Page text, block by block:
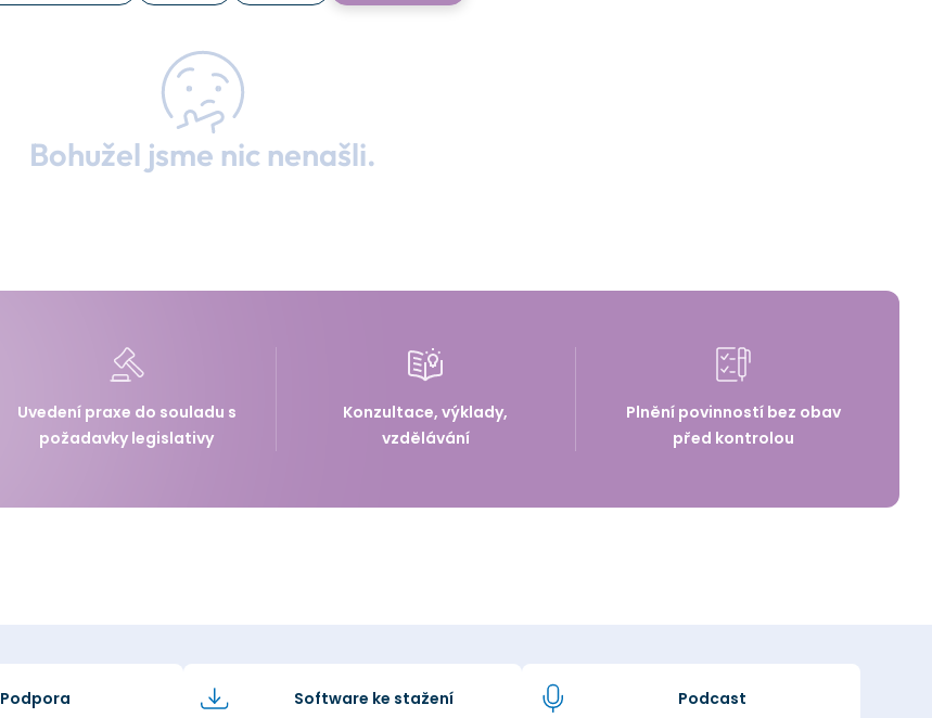
Bohužel jsme nic nenašli.
Uvedení praxe do souladu s
požadavky legislativy
Konzultace, výklady,
vzdělávání
Plnění povinností bez obav
před kontrolou
Podpora Software ke stažení Podcast